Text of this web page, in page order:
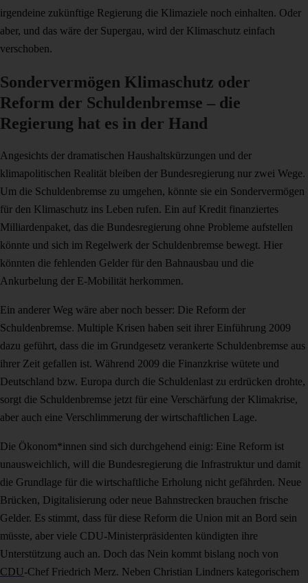
irgendeine zukünftige Regierung die Klimaziele noch einhalten. Oder
aber, und das wäre der Supergau, wird der Klimaschutz einfach
verschoben.
Sondervermögen Klimaschutz oder
Reform der Schuldenbremse – die
Regierung hat es in der Hand
Angesichts der dramatischen Haushaltskürzungen und der
klimapolitischen Realität bleiben der Bundesregierung nur zwei Wege.
Um die Schuldenbremse zu umgehen, könnte sie ein Sondervermögen
für den Klimaschutz ins Leben rufen. Ein auf Kredit finanziertes
Milliardenpaket, das die Bundesregierung ohne Probleme aufstellen
könnte und sich im Regelwerk der Schuldenbremse bewegt. Hier
könnten die fehlenden Gelder für den Bahnausbau und die
Ankurbelung der E-Mobilität herkommen.
Ein anderer Weg wäre aber noch besser: Die Reform der
Schuldenbremse. Multiple Krisen haben seit ihrer Einführung 2009
dazu geführt, dass die im Grundgesetz verankerte Schuldenbremse aus
ihrer Zeit gefallen ist. Während 2009 die Finanzkrise wütete und
Deutschland bzw. Europa durch die Schuldenlast zu erdrücken drohte,
sorgt die Schuldenbremse jetzt für eine Verschärfung der Klimakrise,
aber auch eine Verschlimmerung der wirtschaftlichen Lage.
Die Ökonom*innen sind sich durchgehend einig: Eine Reform ist
unausweichlich, will die Bundesregierung die Infrastruktur und damit
die Grundlage für die wirtschaftliche Erholung nicht gefährden. Neue
Brücken, Digitalisierung oder neue Bahnstrecken brauchen frische
Gelder. Es stimmt, dass für diese Reform die Union mit an Bord sein
müsste, aber viele CDU-Ministerpräsidenten kündigten ihre
Unterstützung auch an. Doch das Nein kommt bislang noch von
CDU-Chef Friedrich Merz. Neben Christian Lindners kategorischem